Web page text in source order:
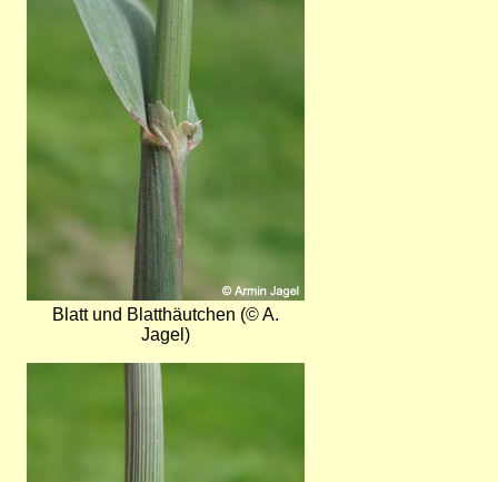
Blatt und Blatthäutchen (© A.
Jagel)